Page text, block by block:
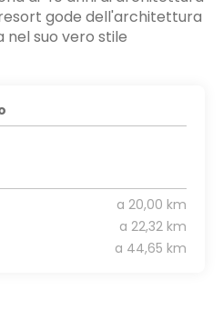
gode dell'architettura
nel suo vero stile
a 20,00 km
a 22,32 km
a 44,65 km